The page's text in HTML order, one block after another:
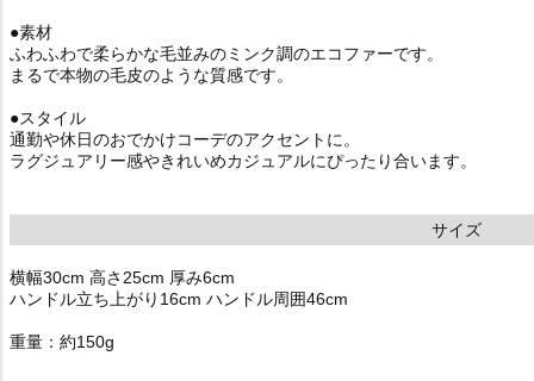
●素材
ふわふわで柔らかな毛並みのミンク調のエコファーです。
まるで本物の毛皮のような質感です。
●スタイル
通勤や休日のおでかけコーデのアクセントに。
ラグジュアリー感やきれいめカジュアルにぴったり合います。
サイズ
横幅30cm 高さ25cm 厚み6cm
ハンドル立ち上がり16cm ハンドル周囲46cm
重量：約150g